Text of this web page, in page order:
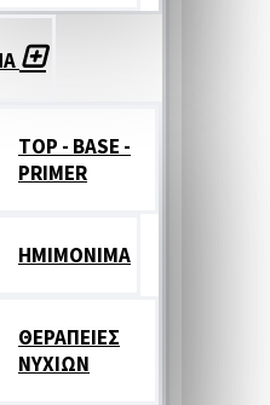
TOP - BASE -
PRIMER
ΗΜΙΜΟΝΙΜΑ
ΘΕΡΑΠΕΙΕΣ
ΝΥΧΙΩΝ